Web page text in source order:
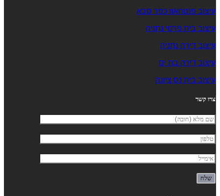
עיצוב פנטהאוז כפר סבא
עיצוב בית פרטי נתניה
עיצוב דירה נתניה
עיצוב דירה בת ים
עיצוב בית נס ציונה
צרו קשר